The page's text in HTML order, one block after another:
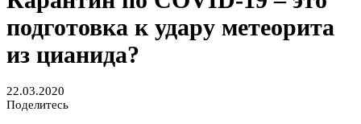
подготовка к удару метеорита
из цианида?
22.03.2020
Поделитесь